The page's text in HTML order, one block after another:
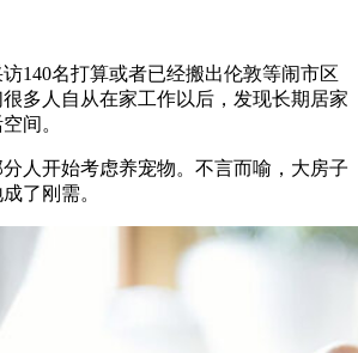
140名打算或者已经搬出伦敦等闹市区
多人自从在家工作以后，发现长期居家
间。
人开始考虑养宠物。不言而喻，大房子
了刚需。